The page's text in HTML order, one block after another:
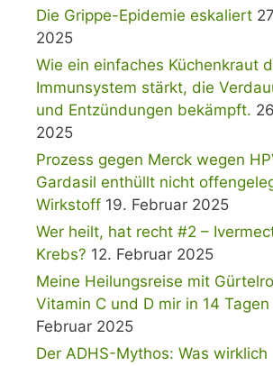
Die Grippe-Epidemie eskaliert
2025
Wie ein einfaches Küchenkraut
Immunsystem stärkt, die
und Entzündungen bekämpft.
2025
Prozess gegen Merck wegen
Gardasil enthüllt nicht
Wirkstoff 19. Februar 2025
Wer heilt, hat recht #2 –
Krebs? 12. Februar 2025
Meine Heilungsreise mit
Vitamin C und D mir in 14
Februar 2025
Der ADHS-Mythos: Was wirklich